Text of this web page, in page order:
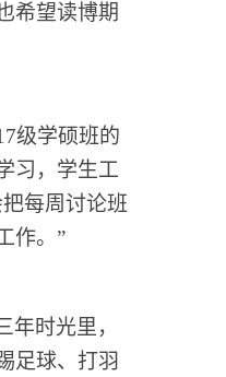
希望读博期
级学硕班的
习，学生工
每周讨论班
作。”
时光里，
足球、打羽